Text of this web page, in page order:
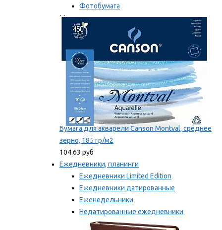
Фотобумага
Мы рекомендуем
Бумага для акварели Canson Montval, среднее
зерно, 185 гр/м2
104.63 руб
Ежедневники, планинги
Ежедневники Limited Edition
Ежедневники датированные
Еженедельники
Недатированные ежедневники
Планинги